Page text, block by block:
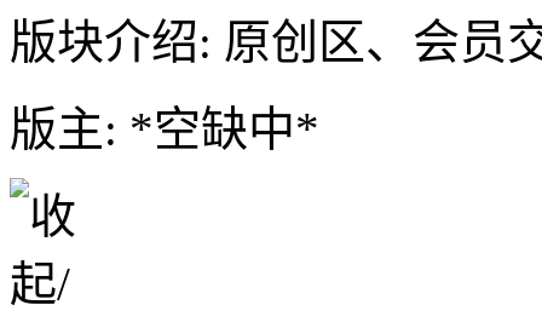
版块介绍: 原创区、会员
版主: *空缺中*